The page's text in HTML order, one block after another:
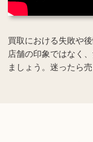
買取における失敗や
店舗の印象ではなく
ましょう。迷ったら